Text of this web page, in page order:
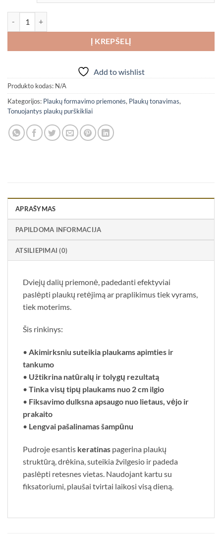
Į KREPŠELĮ
Add to wishlist
Produkto kodas: N/A
Kategorijos: Plaukų formavimo priemonės, Plaukų tonavimas,
Tonuojantys plaukų purškikliai
APRAŠYMAS
PAPILDOMA INFORMACIJA
ATSILIEPIMAI (0)
Dviejų dalių priemonė, padedanti efektyviai
paslėpti plaukų retėjimą ar praplikimus tiek vyrams,
tiek moterims.
Šis rinkinys:
• Akimirksniu suteikia plaukams apimties ir
tankumo
• Užtikrina natūralų ir tolygų rezultatą
• Tinka visų tipų plaukams nuo 2 cm ilgio
• Fiksavimo dulksna apsaugo nuo lietaus, vėjo ir
prakaito
• Lengvai pašalinamas šampūnu
Pudroje esantis keratinas pagerina plaukų
struktūrą, drėkina, suteikia žvilgesio ir padeda
paslėpti retesnes vietas. Naudojant kartu su
fiksatoriumi, plaušai tvirtai laikosi visą dieną.